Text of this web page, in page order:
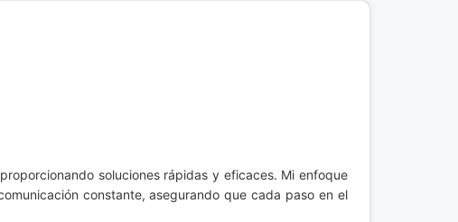
soluciones rápidas y eficaces. Mi enfoque
constante, asegurando que cada paso en el